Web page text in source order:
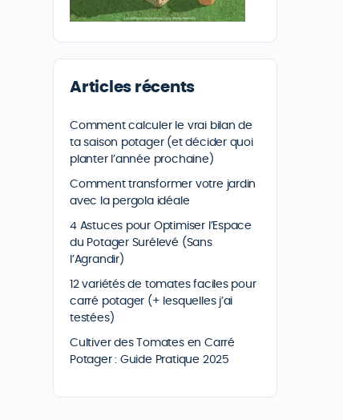
Articles récents
Comment calculer le vrai bilan de
ta saison potager (et décider quoi
planter l’année prochaine)
Comment transformer votre jardin
avec la pergola idéale
4 Astuces pour Optimiser l’Espace
du Potager Surélevé (Sans
l’Agrandir)
12 variétés de tomates faciles pour
carré potager (+ lesquelles j’ai
testées)
Cultiver des Tomates en Carré
Potager : Guide Pratique 2025